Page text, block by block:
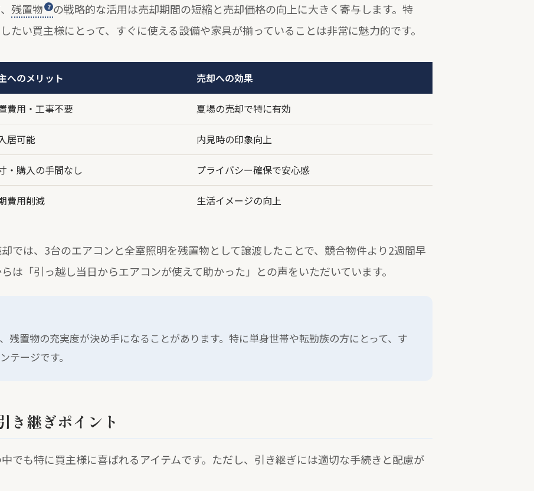
残置物
の戦略的な活用は売却期間の短縮と売却価格の向上に大きく寄与します。特
たい買主様にとって、すぐに使える設備や家具が揃っていることは非常に魅力的です。
へのメリット 売却への効果
費用・工事不要 夏場の売却で特に有効
居可能 内見時の印象向上
・購入の手間なし プライバシー確保で安心感
費用削減 生活イメージの向上
では、3台のエアコンと全室照明を残置物として譲渡したことで、競合物件より2週間早
は「引っ越し当日からエアコンが使えて助かった」との声をいただいています。
残置物の充実度が決め手になることがあります。特に単身世帯や転勤族の方にとって、す
テージです。
き継ぎポイント
でも特に買主様に喜ばれるアイテムです。ただし、引き継ぎには適切な手続きと配慮が